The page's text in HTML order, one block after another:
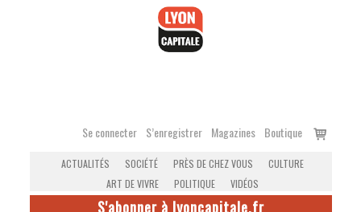
Se connecter S’enregistrer Magazines Boutique
Voir
ACTUALITÉS SOCIÉTÉ PRÈS DE CHEZ VOUS
CULTURE
ART DE VIVRE
POLITIQUE VIDÉOS
S'abonner à lyoncapitale.fr